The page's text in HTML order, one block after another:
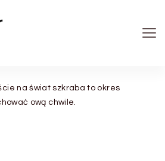
na świat szkraba to okres
ową chwile.